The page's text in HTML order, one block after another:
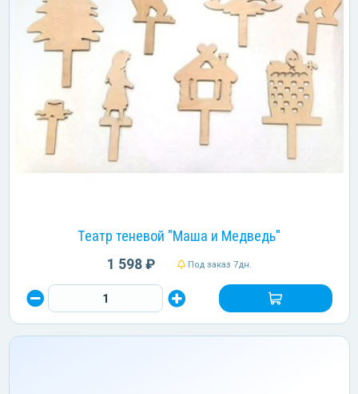
Театр теневой "Маша и Медведь"
1 598 ₽ Под заказ 7дн.